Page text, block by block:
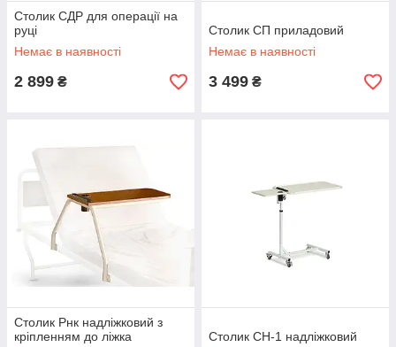
Столик СДР для операції на
руці
Немає в наявності
2 899 ₴
Столик СП приладовий
Немає в наявності
3 499 ₴
Столик Рнк надліжковий з
кріпленням до ліжка
Столик СН-1 надліжковий